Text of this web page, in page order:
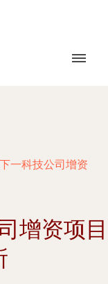
一科技公司增资
增资项目